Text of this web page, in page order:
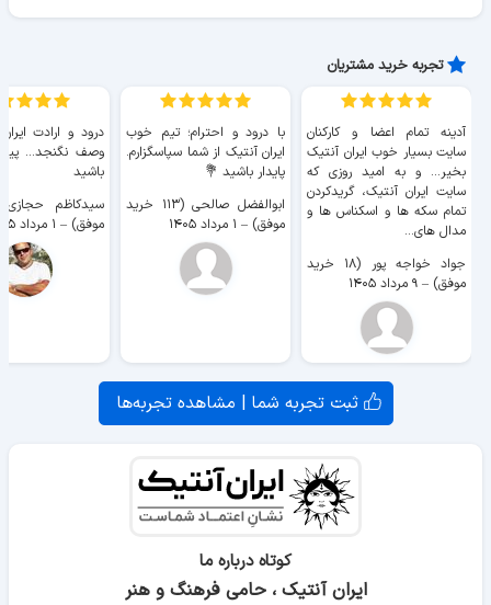
تجربه خرید مشتریان
آدینه تمام اعضا و کارکنان
سایت بسیار خوب ايران آنتیک
بخیر... و به امید روزی که
سایت ايران آنتیک، گریدکردن
تمام سکه ها و اسکناس ها و
مدال های...
جواد خواجه پور (۱۸ خرید
موفق) – ۹ مرداد ۱۴۰۵
با درود و احترام؛ تیم خوب
ایران آنتیک از شما سپاسگزارم.
پایدار باشید 💐
ابوالفضل صالحی (۱۱۳ خرید
موفق) – ۱ مرداد ۱۴۰۵
درود و ارادت
وصف نگنجد...
باشید
موفق) – ۱ مرداد ۱۴۰۵
ثبت تجربه شما | مشاهده تجربه‌ها
کوتاه درباره ما
ایران آنتیک ، حامی فرهنگ و هنر